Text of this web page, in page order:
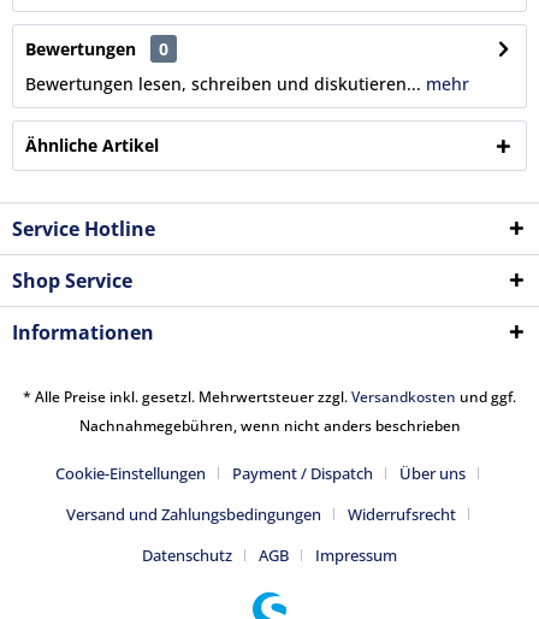
Bewertungen
0
Bewertungen lesen, schreiben und diskutieren... mehr
Ähnliche Artikel
Service Hotline
Shop Service
Informationen
* Alle Preise inkl. gesetzl. Mehrwertsteuer zzgl.Versandkosten und ggf.
Nachnahmegebühren, wenn nicht anders beschrieben
Cookie-Einstellungen Payment / Dispatch
Über uns
Versand und Zahlungsbedingungen
Widerrufsrecht
Datenschutz
AGB Impressum